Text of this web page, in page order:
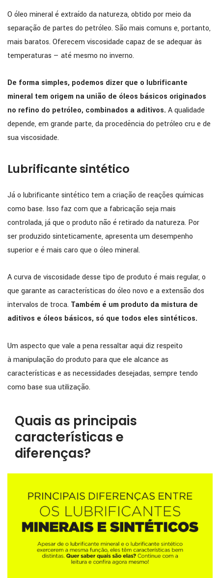
O óleo mineral é extraído da natureza, obtido por meio da
separação de partes do petróleo. São mais comuns e, portanto,
mais baratos. Oferecem viscosidade capaz de se adequar às
temperaturas — até mesmo no inverno.
De forma simples, podemos dizer que o lubrificante
mineral tem origem na união de óleos básicos originados
no refino do petróleo, combinados a aditivos. A qualidade
depende, em grande parte, da procedência do petróleo cru e de
sua viscosidade.
Lubrificante sintético
Já o lubrificante sintético tem a criação de reações químicas
como base. Isso faz com que a fabricação seja mais
controlada, já que o produto não é retirado da natureza. Por
ser produzido sinteticamente, apresenta um desempenho
superior e é mais caro que o óleo mineral.
A curva de viscosidade desse tipo de produto é mais regular, o
que garante as características do óleo novo e a extensão dos
intervalos de troca. Também é um produto da mistura de
aditivos e óleos básicos, só que todos eles sintéticos.
Um aspecto que vale a pena ressaltar aqui diz respeito
à manipulação do produto para que ele alcance as
características e as necessidades desejadas, sempre tendo
como base sua utilização.
Quais as principais
características e
diferenças?